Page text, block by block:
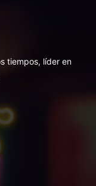
tiempos, líder en